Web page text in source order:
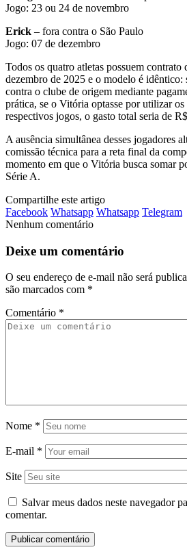
Jogo: 23 ou 24 de novembro
Erick – fora contra o São Paulo
Jogo: 07 de dezembro
Todos os quatro atletas possuem
dezembro de 2025 e o modelo é idêntico:
contra o clube de origem mediante
prática, se o Vitória optasse por utilizar os
respectivos jogos, o gasto total seria de
A ausência simultânea desses jogadores
comissão técnica para a reta final da
momento em que o Vitória busca somar
Série A.
Compartilhe este artigo
Facebook Whatsapp Whatsapp Telegram
Nenhum comentário
Deixe um comentário
O seu endereço de e-mail não será
são marcados com *
Comentário *
Nome *
E-mail *
Site
Salvar meus dados neste navegador
comentar.